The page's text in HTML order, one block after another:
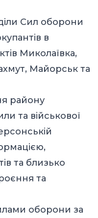
Сил оборони
в
Миколаївка,
Майорськ та
району
та військової
та близько
та
оборони за